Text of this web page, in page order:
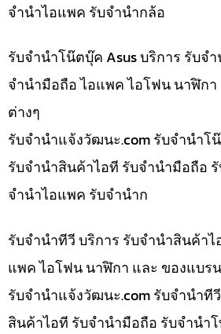
จำนำไอแพค รับจำนำกล้อ
รับจำนำโน๊ตบุ๊ค Asus บริการ รับจ
จำนำมือถือ ไอแพค ไอโฟน นาฬิก
ต่างๆ
รับจํานําแจ้งวัฒนะ.com รับจำนำโ
รับจำนำสินค้าไอที รับจำนำมือถือ
จำนำไอแพค รับจำนำก
รับจำนำทีวี บริการ รับจำนำสินค้า
แพค ไอโฟน นาฬิกา และ ของแบร
รับจํานําแจ้งวัฒนะ.com รับจำนำที
สินค้าไอที รับจำนำมือถือ รับจำนำ